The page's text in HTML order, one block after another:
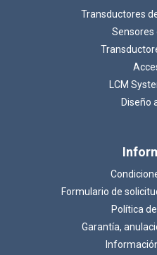
Transductores
Sensores
LCM
Diseño
Formulario de
Política
Garantía,